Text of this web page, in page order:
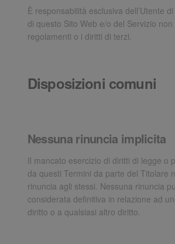
È responsabilità esclusiva dell’Utente
di questo Sito Web e/o del Servizio
regolamenti o i diritti di terzi.
Disposizioni comuni
Nessuna rinuncia implicita
Il mancato esercizio di diritti di legge o
da questi Termini da parte del Titolare
rinuncia agli stessi. Nessuna rinuncia
considerata definitiva in relazione ad
diritto o a qualsiasi altro diritto.